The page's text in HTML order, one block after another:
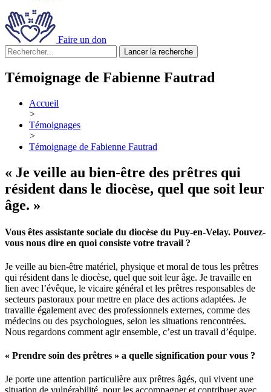
Faire un don
Lancer la recherche
Témoignage de Fabienne Fautrad
Accueil
>
Témoignages
>
Témoignage de Fabienne Fautrad
« Je veille au bien-être des prêtres qui
résident dans le diocèse, quel que soit leur
âge. »
Vous êtes assistante sociale du diocèse du Puy-en-Velay. Pouvez-
vous nous dire en quoi consiste votre travail ?
Je veille au bien-être matériel, physique et moral de tous les prêtres
qui résident dans le diocèse, quel que soit leur âge. Je travaille en
lien avec l’évêque, le vicaire général et les prêtres responsables de
secteurs pastoraux pour mettre en place des actions adaptées. Je
travaille également avec des professionnels externes, comme des
médecins ou des psychologues, selon les situations rencontrées.
Nous regardons comment agir ensemble, c’est un travail d’équipe.
« Prendre soin des prêtres » a quelle signification pour vous ?
Je porte une attention particulière aux prêtres âgés, qui vivent une